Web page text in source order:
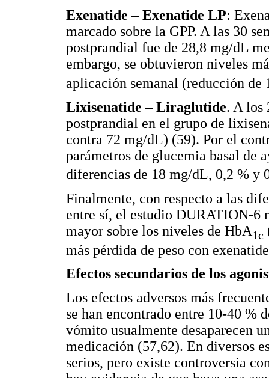
Exenatide – Exenatide LP:
marcado sobre la GPP. A las 30
postprandial fue de 28,8 mg/dL
embargo, se obtuvieron niveles
aplicación semanal (reducción de
Lixisenatide – Liraglutide. A los
postprandial en el grupo de
contra 72 mg/dL) (59). Por el
parámetros de glucemia basal de
diferencias de 18 mg/dL, 0,2 % y
Finalmente, con respecto a las
entre sí, el estudio DURATION-6
mayor sobre los niveles de HbA1c
más pérdida de peso con
Efectos secundarios de los
Los efectos adversos más
se han encontrado entre 10-40 %
vómito usualmente desaparecen
medicación (57,62). En diversos
serios, pero existe controversia